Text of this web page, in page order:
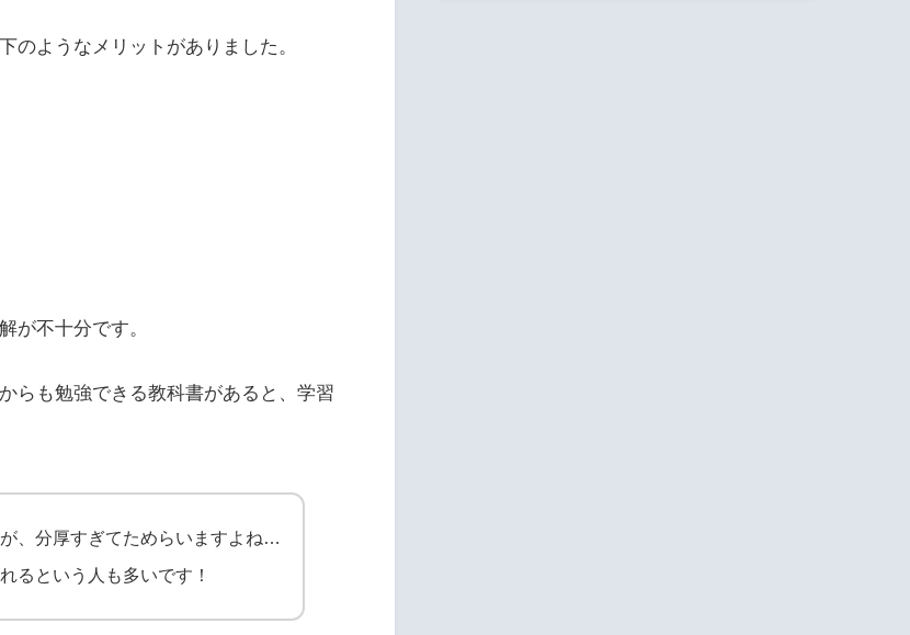
のようなメリットがありました。
が不十分です。
らも勉強できる教科書があると、学習
、分厚すぎてためらいますよね…
るという人も多いです！